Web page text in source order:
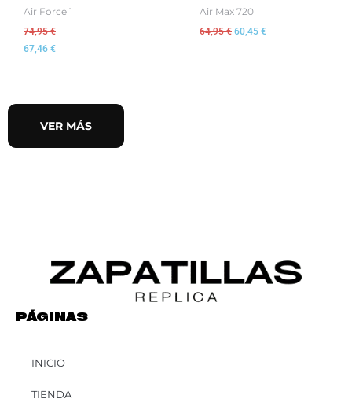
Air Force 1
74,95€
67,46 €
Air Max 720
64,95€ 60,45 €
VER MÁS
PÁGINAS
INICIO
TIENDA